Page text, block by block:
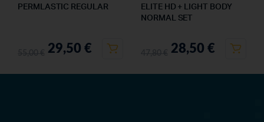
PERMLASTIC REGULAR
29,50 €
ELITE HD + LIGHT BODY
NORMAL SET
28,50 €